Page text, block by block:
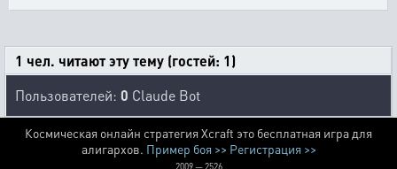
1 чел. читают эту тему (гостей: 1)
Пользователей: 0 Claude Bot
Космическая онлайн стратегия Xcraft это бесплатная игра для
алигархов. Пример боя >> Регистрация >>
2009 — 2526